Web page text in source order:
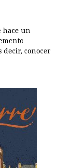
hace un
conocer